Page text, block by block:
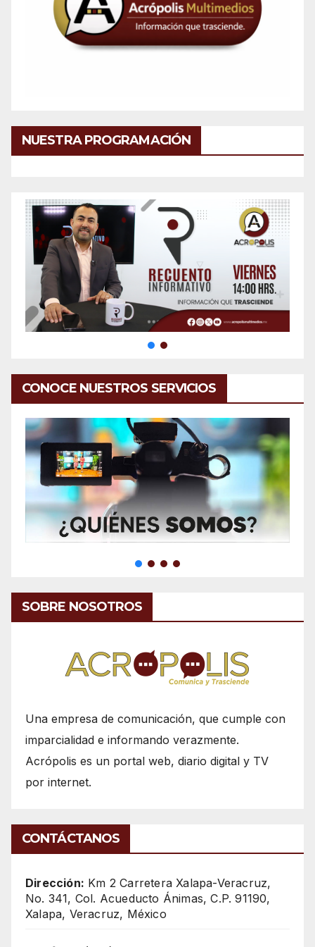
NUESTRA PROGRAMACIÓN
CONOCE NUESTROS SERVICIOS
SOBRE NOSOTROS
Una empresa de comunicación, que cumple con
imparcialidad e informando verazmente.
Acrópolis es un portal web, diario digital y TV
por internet.
CONTÁCTANOS
Dirección: Km 2 Carretera Xalapa-Veracruz,
No. 341, Col. Acueducto Ánimas, C.P. 91190,
Xalapa, Veracruz, México